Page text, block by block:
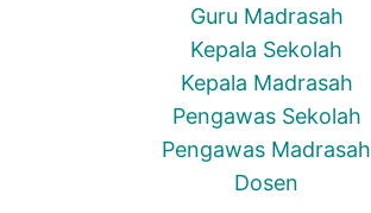
Guru Madrasah
Kepala Sekolah
Kepala Madrasah
Pengawas Sekolah
Pengawas Madrasah
Dosen